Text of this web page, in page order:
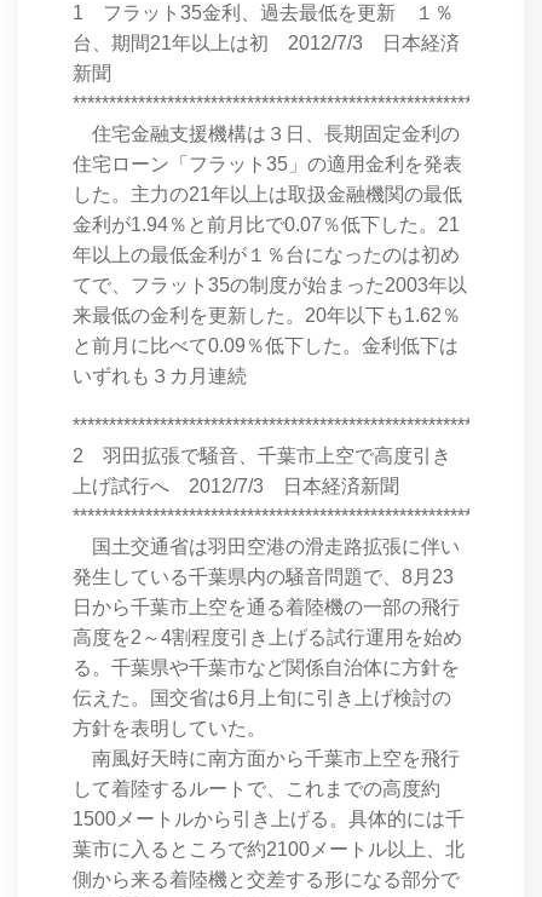
1 フラット35金利、過去最低を更新 １％
台、期間21年以上は初 2012/7/3 日本経済
新聞
住宅金融支援機構は３日、長期固定金利の
住宅ローン「フラット35」の適用金利を発表
した。主力の21年以上は取扱金融機関の最低
金利が1.94％と前月比で0.07％低下した。21
年以上の最低金利が１％台になったのは初め
てで、フラット35の制度が始まった2003年以
来最低の金利を更新した。20年以下も1.62％
と前月に比べて0.09％低下した。金利低下は
いずれも３カ月連続
2 羽田拡張で騒音、千葉市上空で高度引き
上げ試行へ 2012/7/3 日本経済新聞
国土交通省は羽田空港の滑走路拡張に伴い
発生している千葉県内の騒音問題で、8月23
日から千葉市上空を通る着陸機の一部の飛行
高度を2～4割程度引き上げる試行運用を始め
る。千葉県や千葉市など関係自治体に方針を
伝えた。国交省は6月上旬に引き上げ検討の
方針を表明していた。
南風好天時に南方面から千葉市上空を飛行
して着陸するルートで、これまでの高度約
1500メートルから引き上げる。具体的には千
葉市に入るところで約2100メートル以上、北
側から来る着陸機と交差する形になる部分で